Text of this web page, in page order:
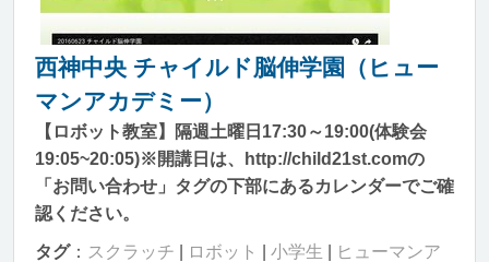
西神中央 チャイルド脳伸学園（ヒュー
マンアカデミー）
【ロボット教室】隔週土曜日17:30～19:00(体験会
19:05~20:05)※開講日は、http://child21st.comの
「お問い合わせ」タグの下部にあるカレンダーでご確
認ください。
タグ： スクラッチ ロボット 小学生
ヒューマンア